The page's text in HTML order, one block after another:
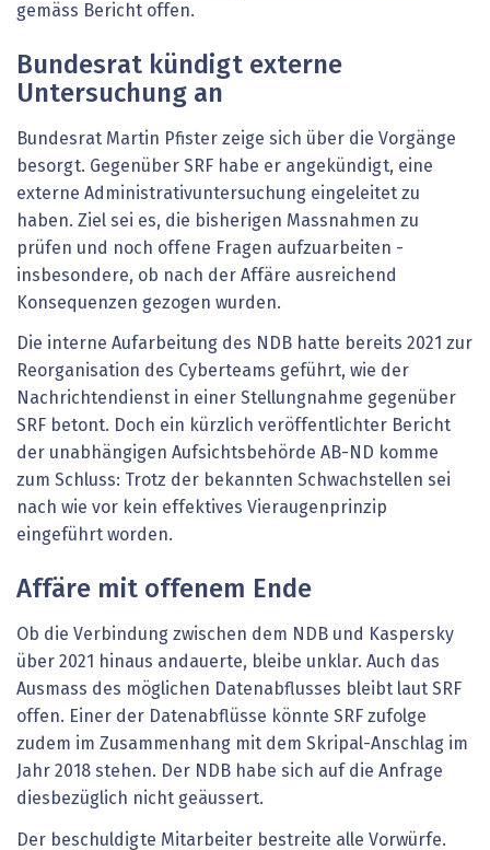
gemäss Bericht offen.
Bundesrat kündigt externe
Untersuchung an
Bundesrat Martin Pfister zeige sich über die Vorgänge
besorgt. Gegenüber SRF habe er angekündigt, eine
externe Administrativuntersuchung eingeleitet zu
haben. Ziel sei es, die bisherigen Massnahmen zu
prüfen und noch offene Fragen aufzuarbeiten -
insbesondere, ob nach der Affäre ausreichend
Konsequenzen gezogen wurden.
Die interne Aufarbeitung des NDB hatte bereits 2021 zur
Reorganisation des Cyberteams geführt, wie der
Nachrichtendienst in einer Stellungnahme gegenüber
SRF betont. Doch ein kürzlich veröffentlichter Bericht
der unabhängigen Aufsichtsbehörde AB-ND komme
zum Schluss: Trotz der bekannten Schwachstellen sei
nach wie vor kein effektives Vieraugenprinzip
eingeführt worden.
Affäre mit offenem Ende
Ob die Verbindung zwischen dem NDB und Kaspersky
über 2021 hinaus andauerte, bleibe unklar. Auch das
Ausmass des möglichen Datenabflusses bleibt laut SRF
offen. Einer der Datenabflüsse könnte SRF zufolge
zudem im Zusammenhang mit dem Skripal-Anschlag im
Jahr 2018 stehen. Der NDB habe sich auf die Anfrage
diesbezüglich nicht geäussert.
Der beschuldigte Mitarbeiter bestreite alle Vorwürfe.